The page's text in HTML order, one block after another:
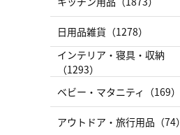
日用品雑貨（1278）
インテリア・寝具・収納
（1293）
ベビー・マタニティ（169）
アウトドア・旅行用品（74）